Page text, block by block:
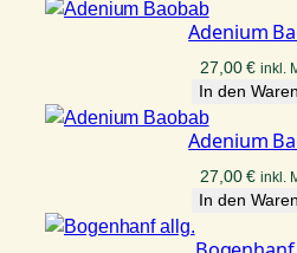
Adenium
27,00€ inkl.
In den
Adenium
27,00€ inkl.
In den